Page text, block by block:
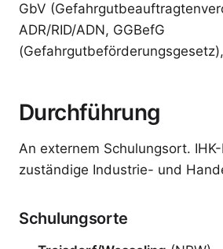
GbV
ADR/RID/ADN, GGBefG
(Gefahrgutbeförderungsgesetz),
Durchführung
An externem Schulungsort.
zuständige Industrie- und
Schulungsorte